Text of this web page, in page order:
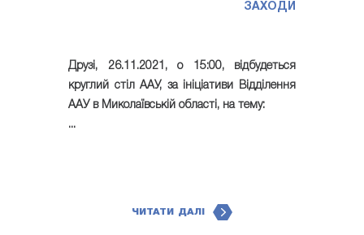
ЗАХОДИ
Друзі, 26.11.2021, о 15:00, відбудеться
круглий стіл ААУ, за ініціативи Відділення
ААУ в Миколаївській області, на тему:
...
ЧИТАТИ ДАЛІ